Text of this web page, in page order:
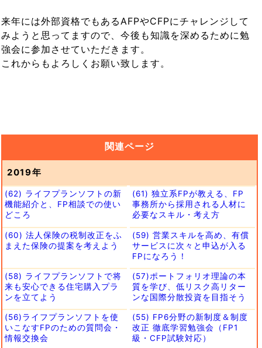
来年には外部資格でもあるAFPやCFPにチャレンジして
みようと思ってますので、今後も知識を深めるために勉
強会に参加させていただきます。
これからもよろしくお願い致します。
関連ページ
2019年
(62) ライフプランソフトの新
機能紹介と、FP相談での使い
どころ
(61) 独立系FPが教える、FP
事務所から採用される人材に
必要なスキル・考え方
(60) 法人保険の税制改正をふ
まえた保険の提案を考えよう
(59) 営業スキルを高め、有償
サービスに次々と申込が入る
FPになろう！
(58) ライフプランソフトで将
来も安心できる住宅購入プラ
ンを立てよう
(57)ポートフォリオ理論の本
質を学び、低リスク高リター
ンな国際分散投資を目指そう
(56)ライフプランソフトを使
いこなすFPのための質問会・
情報交換会
(55) FP6分野の新制度＆制度
改正 徹底学習勉強会（FP1
級・CFP試験対応）